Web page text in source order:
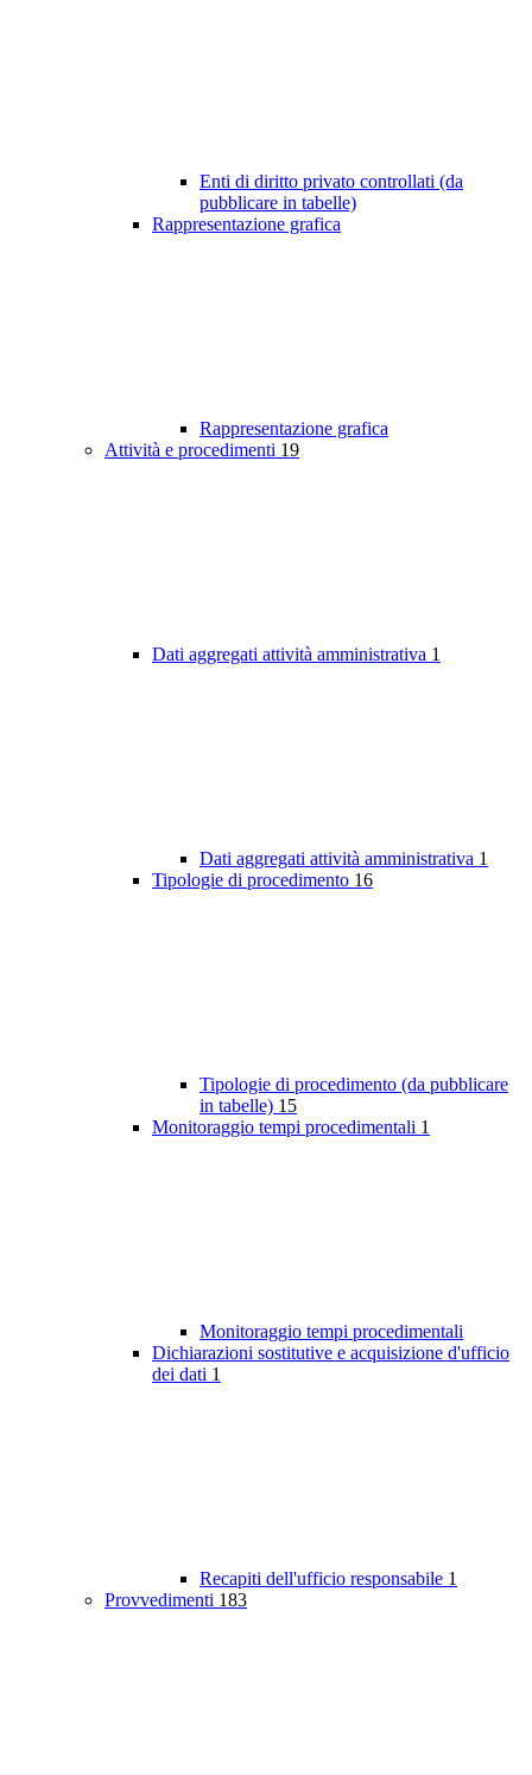
Enti di diritto privato controllati (da
pubblicare in tabelle)
Rappresentazione grafica
Rappresentazione grafica
Attività e procedimenti 19
Dati aggregati attività amministrativa 1
Dati aggregati attività amministrativa 1
Tipologie di procedimento 16
Tipologie di procedimento (da pubblicare
in tabelle) 15
Monitoraggio tempi procedimentali 1
Monitoraggio tempi procedimentali
Dichiarazioni sostitutive e acquisizione d'ufficio
dei dati 1
Recapiti dell'ufficio responsabile 1
Provvedimenti 183